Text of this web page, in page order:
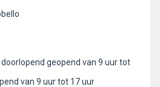
geopend van 9 uur tot
van 9 uur tot 17 uur